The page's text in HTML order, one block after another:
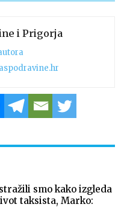
i Prigorja
smo kako izgleda
taksista, Marko: